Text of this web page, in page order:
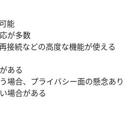
能
が多数
接続などの高度な機能が使える
ある
場合、プライバシー面の懸念あり
場合がある